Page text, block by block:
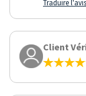
Traduire l'avis
Client